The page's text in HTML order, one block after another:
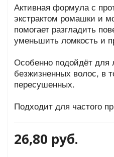
Активная формула с
экстрактом ромашки и
помогает разгладить
уменьшить ломкость и
Особенно подойдёт для
безжизненных волос, в
пересушенных.
Подходит для частого
26,80 руб.